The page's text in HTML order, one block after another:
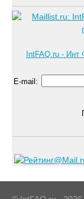
IntFAQ.ru -
E-mail :